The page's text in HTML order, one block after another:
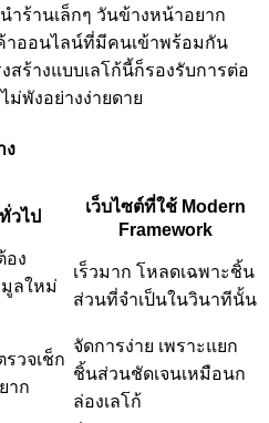
ำร้านเล็กๆ วันข้างหน้าอยาก
าออนไลน์ที่มีคนเข้าพร้อมกัน
ร้างแบบเลโก้นี้ก็รองรับการต่อ
ม่พังอย่างง่ายดาย
ง
วไป
เว็บไซต์ที่ใช้ Modern
Framework
อง
ลใหม่
เร็วมาก โหลดเฉพาะชิ้น
ส่วนที่จำเป็นในวินาทีนั้น
รวจเช็ก
าก
จัดการง่าย เพราะแยก
ชิ้นส่วนชัดเจนเหมือนก
ล่องเลโก้